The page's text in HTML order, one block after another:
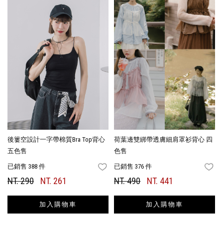
後簍空設計一字帶棉質Bra Top背心
五色售
已銷售 388 件 FAVORITES
NT. 290 NT. 261
加入購物車
荷葉邊雙綁帶透膚細肩罩衫背心 四
色售
已銷售 376 件
NT. 490 NT. 441
加入購物車